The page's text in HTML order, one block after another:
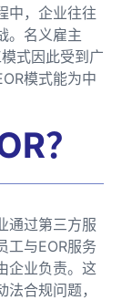
中，企业往往
。名义雇主
式因此受到广
模式能为中
？
通过第三方服
工与EOR服务
企业负责。这
合规问题，